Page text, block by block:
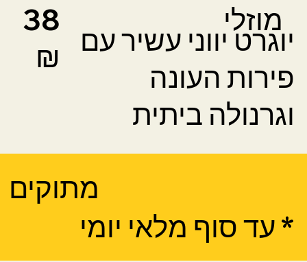
38
₪
יוגרט יווני עשיר עם
פירות העונה
וגרנולה ביתית
מוזלי
מתוקים
* עד סוף מלאי יומי